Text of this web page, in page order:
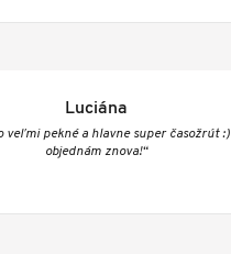
Luciána
veľmi pekné a hlavne super časožrút :)
objednám znova!“